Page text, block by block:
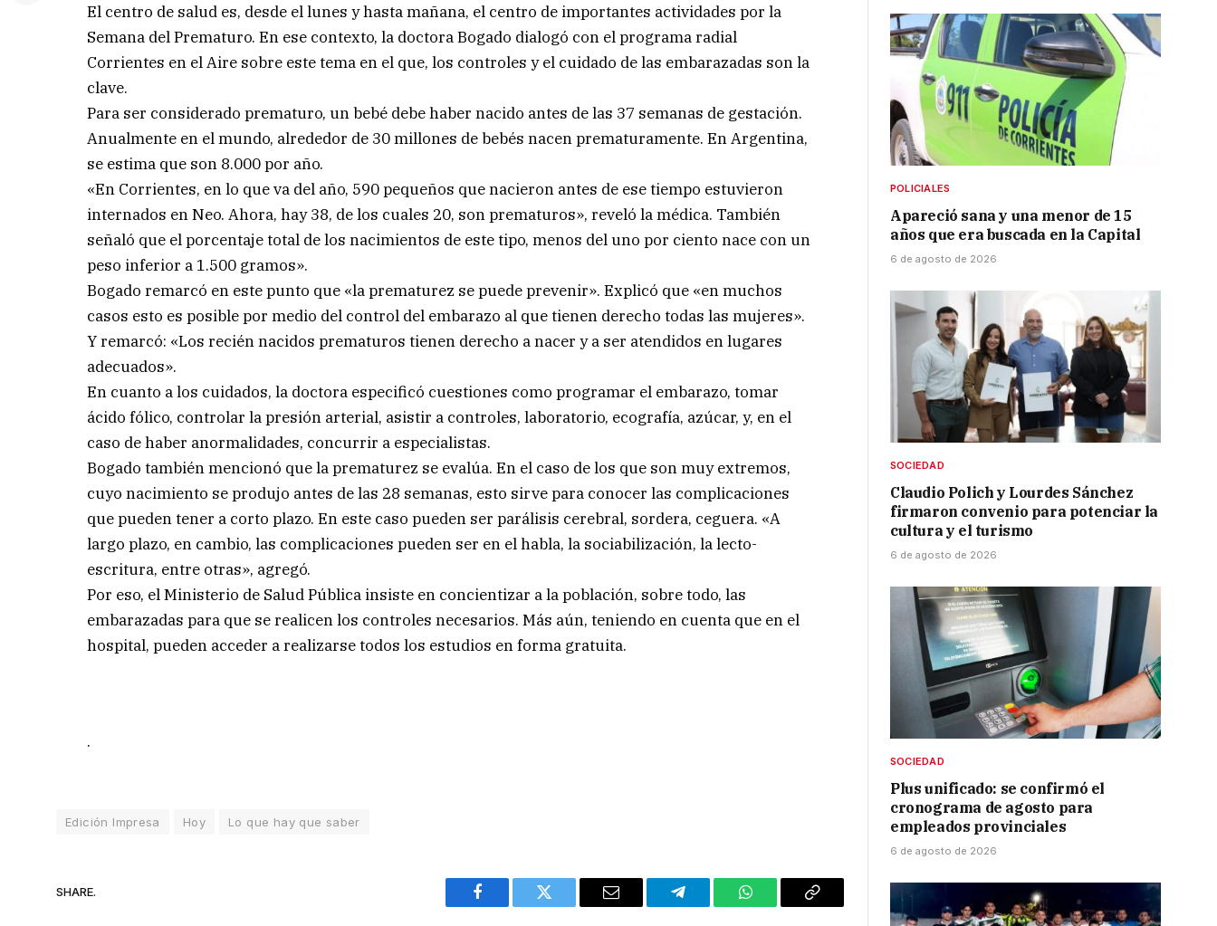
El centro de salud es, desde el lunes y hasta mañana, el centro de importantes actividades por la
Semana del Prematuro. En ese contexto, la doctora Bogado dialogó con el programa radial
Corrientes en el Aire sobre este tema en el que, los controles y el cuidado de las embarazadas son la
clave.
Para ser considerado prematuro, un bebé debe haber nacido antes de las 37 semanas de gestación.
Anualmente en el mundo, alrededor de 30 millones de bebés nacen prematuramente. En Argentina,
se estima que son 8.000 por año.
«En Corrientes, en lo que va del año, 590 pequeños que nacieron antes de ese tiempo estuvieron
internados en Neo. Ahora, hay 38, de los cuales 20, son prematuros», reveló la médica. También
señaló que el porcentaje total de los nacimientos de este tipo, menos del uno por ciento nace con un
peso inferior a 1.500 gramos».
Bogado remarcó en este punto que «la prematurez se puede prevenir». Explicó que «en muchos
casos esto es posible por medio del control del embarazo al que tienen derecho todas las mujeres».
Y remarcó: «Los recién nacidos prematuros tienen derecho a nacer y a ser atendidos en lugares
adecuados».
En cuanto a los cuidados, la doctora especificó cuestiones como programar el embarazo, tomar
ácido fólico, controlar la presión arterial, asistir a controles, laboratorio, ecografía, azúcar, y, en el
caso de haber anormalidades, concurrir a especialistas.
Bogado también mencionó que la prematurez se evalúa. En el caso de los que son muy extremos,
cuyo nacimiento se produjo antes de las 28 semanas, esto sirve para conocer las complicaciones
que pueden tener a corto plazo. En este caso pueden ser parálisis cerebral, sordera, ceguera. «A
largo plazo, en cambio, las complicaciones pueden ser en el habla, la sociabilización, la lecto-
escritura, entre otras», agregó.
Por eso, el Ministerio de Salud Pública insiste en concientizar a la población, sobre todo, las
embarazadas para que se realicen los controles necesarios. Más aún, teniendo en cuenta que en el
hospital, pueden acceder a realizarse todos los estudios en forma gratuita.
.
Edición Impresa Hoy Lo que hay que saber
SHARE.
Facebook Twitter Email Telegram WhatsAppCopy
POLICIALES
Apareció sana y una menor de 15
años que era buscada en la Capital
6 de agosto de 2026
SOCIEDAD
Claudio Polich y Lourdes Sánchez
firmaron convenio para potenciar la
cultura y el turismo
6 de agosto de 2026
SOCIEDAD
Plus unificado: se confirmó el
cronograma de agosto para
empleados provinciales
6 de agosto de 2026